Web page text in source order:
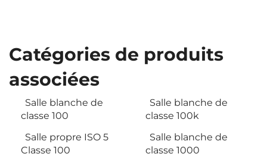
Catégories de produits
associées
Salle blanche de
classe 100
Salle blanche de
classe 100k
Salle propre ISO 5
Classe 100
Salle blanche de
classe 1000